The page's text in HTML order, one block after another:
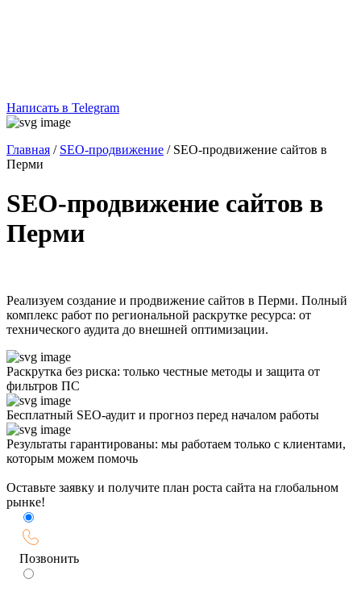
Написать в Telegram
Главная / SEO-продвижение / SEO-продвижение сайтов в
Перми
SEO-продвижение сайтов в
Перми
Реализуем создание и продвижение сайтов в Перми. Полный
комплекс работ по региональной раскрутке ресурса: от
технического аудита до внешней оптимизации.
Раскрутка без риска: только честные методы и защита от
фильтров ПС
Бесплатный SEO-аудит и прогноз перед началом работы
Результаты гарантированы: мы работаем только с клиентами,
которым можем помочь
Оставьте заявку и получите план роста сайта на глобальном
рынке!
Позвонить